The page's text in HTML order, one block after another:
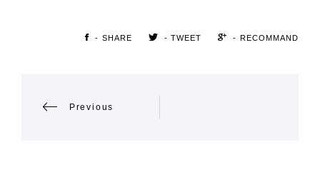
- SHARE - TWEET - RECOMMAND
POSTPrevious